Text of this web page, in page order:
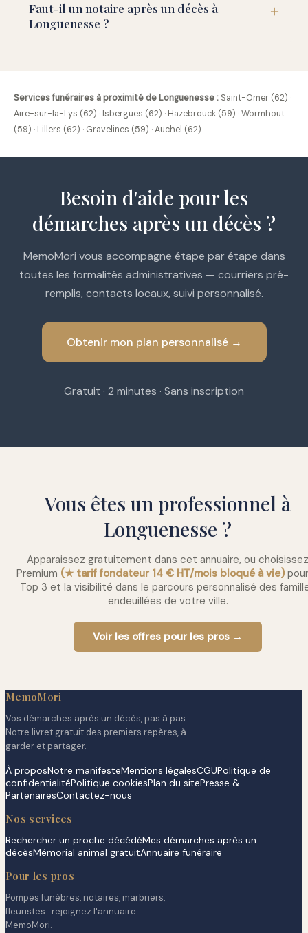
Faut-il un notaire après un décès à
Longuenesse ?
Services funéraires à proximité de Longuenesse : Saint-Omer (62) ·
Aire-sur-la-Lys (62) · Isbergues (62) · Hazebrouck (59) ·Wormhout
(59) · Lillers (62) · Gravelines (59) ·Auchel (62)
Besoin d'aide pour les
démarches après un décès ?
MemoMori vous accompagne étape par étape dans
toutes les formalités administratives — courriers pré-
remplis, contacts locaux, suivi personnalisé.
Obtenir mon plan personnalisé →
Gratuit · 2 minutes · Sans inscription
Vous êtes un professionnel à
Longuenesse ?
Apparaissez gratuitement dans cet annuaire, ou choisissez
Premium (★ tarif fondateur 14 € HT/mois bloqué à vie)
Top 3 et la visibilité dans le parcours personnalisé des
endeuillées de votre ville.
Voir les offres pour les pros →
MemoMori
Vos démarches après un décès, pas à pas.
Notre livret gratuit des premiers repères, à
garder et partager.
À proposNotre manifesteMentions légalesCGUPolitique de
confidentialitéPolitique cookiesPlan du sitePresse &
PartenairesContactez-nous
Nos services
Rechercher un proche décédéMes démarches après un
décèsMémorial animal gratuitAnnuaire funéraire
Pour les pros
Pompes funèbres, notaires, marbriers,
fleuristes : rejoignez l'annuaire
MemoMori.